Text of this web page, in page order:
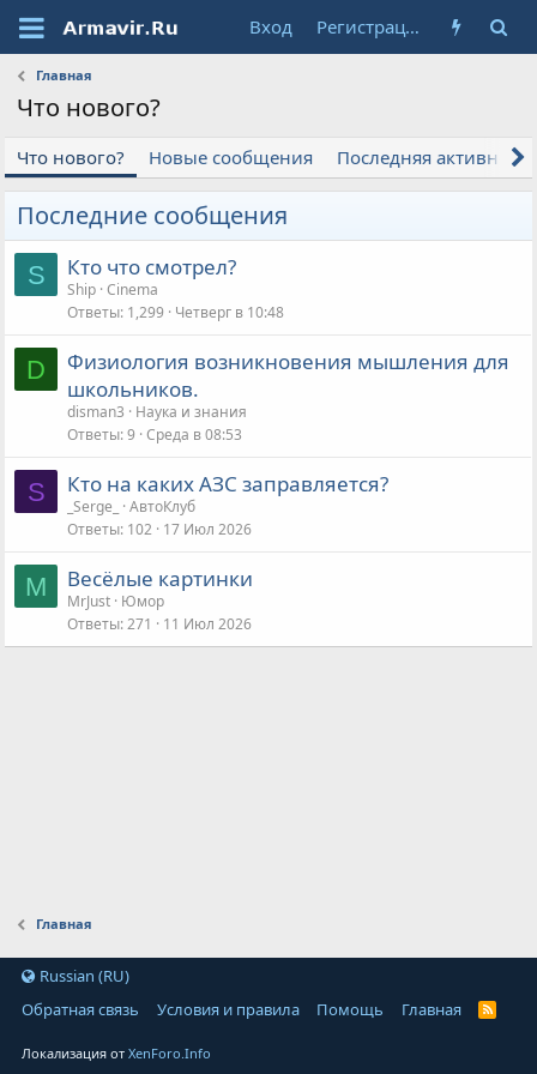
Вход Регистрация
Главная
Что нового?
Что нового? Новые сообщения Последняя активность
Последние сообщения
S Кто что смотрел?
Ship Cinema
Ответы 1,299 Четверг в 10:48
D
Физиология возникновения мышления для
школьников.
disman3
Наука и знания
Ответы 9 Среда в 08:53
S Кто на каких АЗС заправляется?
_Serge_
АвтоКлуб
Ответы 102 17 Июл 2026
M Весёлые картинки
MrJust Юмор
Ответы 271 11 Июл 2026
Главная
Russian (RU)
Обратная связь
Условия и правила Помощь Главная
Локализация отXenForo.Info